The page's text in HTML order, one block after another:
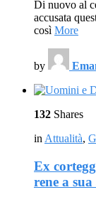
Di nuovo al
accusata
così More
by
132 Shares
in Attualità,
Ex
rene a sua